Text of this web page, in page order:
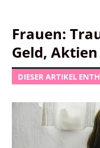
Frauen:
Geld, Aktien
DIESER ARTIKEL